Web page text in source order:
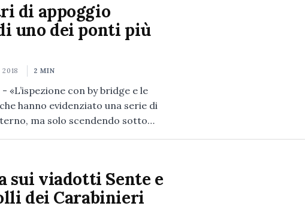
di appoggio
uno dei ponti più
2 MIN
«L’ispezione con by bridge e le
hanno evidenziato una serie di
ma solo scendendo sotto…
sui viadotti Sente e
dei Carabinieri